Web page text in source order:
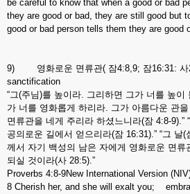
be careful to know that when a good or bad
they are good or bad, they are still good but
good or bad person tells them they are good
9) 영화로운 면류관( 잠4:8,9; 잠16:31: 사
sanctification
“그(주님)를 높이라. 그리하면 그가 너를 높
가 너를 영화롭게 하리라. 그가 아름다운 관
면류관을 네게 주리라 하셨느니라(잠 4:8-9).”
공의로운 길에서 얻으리라(잠 16:31).” “그 날
께서 자기 백성의 남은 자에게 영화로운 면류
되실 것이라(사 28:5).”
Proverbs 4:8-9New International Version
8 Cherish her, and she will exalt you;